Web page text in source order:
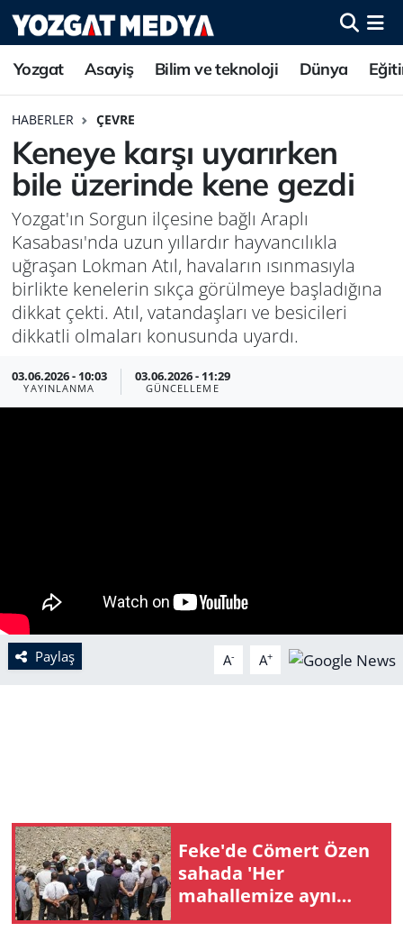
Yozgat Asayiş Bilim ve teknoloji Dünya
HABERLER ÇEVRE
Keneye karşı uyarırken
bile üzerinde kene gezdi
Yozgat'ın Sorgun ilçesine bağlı Araplı
Kasabası'nda uzun yıllardır hayvancılıkla
uğraşan Lokman Atıl, havaların ısınmasıyla
birlikte kenelerin sıkça görülmeye başladığına
dikkat çekti. Atıl, vatandaşları ve besicileri
dikkatli olmaları konusunda uyardı.
03.06.2026 - 10:03
YAYINLANMA
03.06.2026 - 11:29
GÜNCELLEME
Paylaş A- A+
Feke'de Cömert Özen
sahada 'Her
mahallemize aynı
gayretle hizmet